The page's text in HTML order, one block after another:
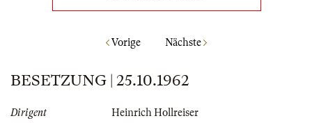
Vorige Nächste
BESETZUNG | 25.10.1962
Dirigent
Heinrich Hollreiser